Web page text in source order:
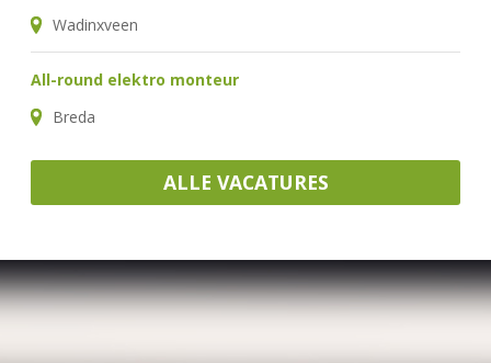
Wadinxveen
All-round elektro monteur
Breda
ALLE VACATURES